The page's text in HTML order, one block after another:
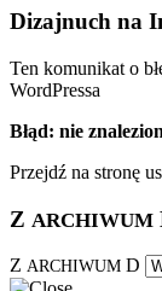
Dizajnuch na
Ten komunikat o
WordPressa
Błąd: nie
Przejdź na stronę
Z ARCHIWUM
Z ARCHIWUM D